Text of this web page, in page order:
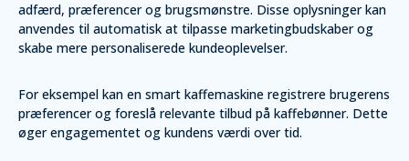
adfærd, præferencer og brugsmønstre. Disse oplysninger kan
anvendes til automatisk at tilpasse marketingbudskaber og
skabe mere personaliserede kundeoplevelser.
For eksempel kan en smart kaffemaskine registrere brugerens
præferencer og foreslå relevante tilbud på kaffebønner. Dette
øger engagementet og kundens værdi over tid.